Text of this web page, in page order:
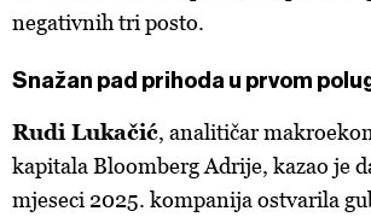
negativnih tri posto.
Snažan pad prihoda u prvom
Rudi Lukačić, analitičar
kapitala Bloomberg Adrije, kazao je
mjeseci 2025. kompanija ostvarila